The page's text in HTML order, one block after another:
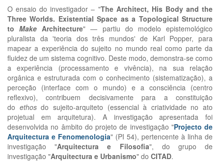
O ensaio do investigador – "The Architect, His Body and the
Three Worlds. Existential Space as a Topological Structure
toMake Architecture" — partiu do modelo epistemológico
pluralista da 'teoria dos três mundos' de Karl Popper, para
mapear a experiência do sujeito no mundo real como parte da
fluidez de um sistema cognitivo. Deste modo, demonstra-se como
a experiência (processamento e vivência), na sua relação
orgânica e estruturada com o conhecimento (sistematização), a
perceção (interface com o mundo) e a consciência (centro
reflexivo), contribuem decisivamente para a constituição
do ethosdo sujeito-arquiteto (essencial à criatividade no ato
projetual em arquitetura). A investigação apresentada foi
desenvolvida no âmbito do projeto de investigação "Projecto de
Arquitectura e Fenomenologia" (PI 54), pertencente à linha de
investigação "Arquitectura e Filosofia", do grupo de
investigação "Arquitectura e Urbanismo" do CITAD.